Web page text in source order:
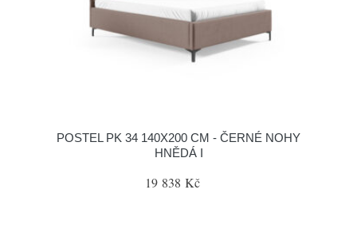
POSTEL PK 34 140X200 CM - ČERNÉ NOHY
HNĚDÁ I
19 838 Kč